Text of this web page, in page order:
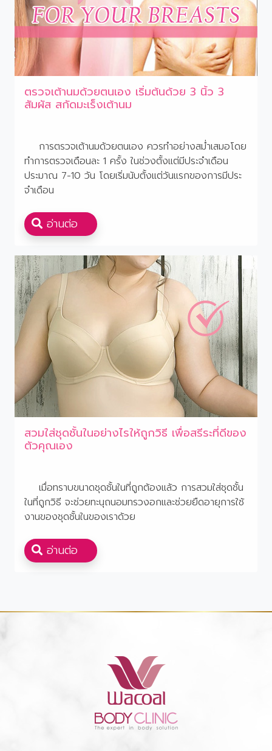
ตรวจเต้านมด้วยตนเอง เริ่มต้นด้วย 3 นิ้ว 3
สัมผัส สกัดมะเร็งเต้านม
การตรวจเต้านมด้วยตนเอง ควรทําอย่างสมํ่าเสมอโดย
ทําการตรวจเดือนละ 1 ครั้ง ในช่วงตั้งแต่มีประจําเดือน
ประมาณ 7-10 วัน โดยเริ่มนับตั้งแต่วันแรกของการมีประ
จําเดือน
อ่านต่อ
สวมใส่ชุดชั้นในอย่างไรให้ถูกวิธี เพื่อสรีระที่ดีของ
ตัวคุณเอง
เมื่อทราบขนาดชุดชั้นในที่ถูกต้องแล้ว การสวมใส่ชุดชั้น
ในที่ถูกวิธี จะช่วยทะนุถนอมทรวงอกและช่วยยืดอายุการใช้
งานของชุดชั้นในของเราด้วย
อ่านต่อ